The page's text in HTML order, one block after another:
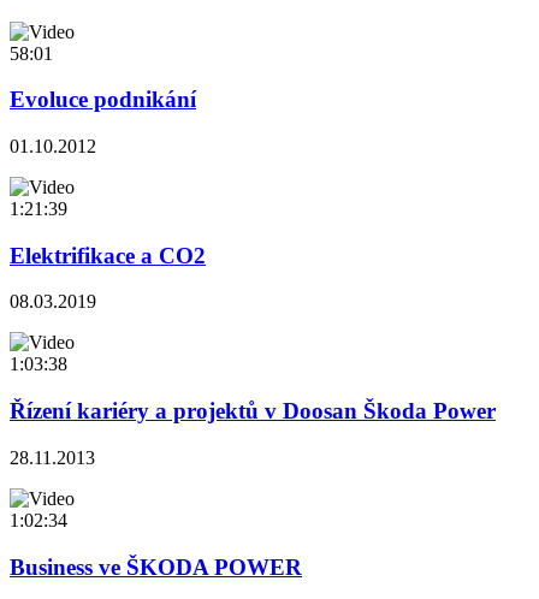
58:01
Evoluce podnikání
01.10.2012
1:21:39
Elektrifikace a CO2
08.03.2019
1:03:38
Řízení kariéry a projektů v Doosan Škoda Power
28.11.2013
1:02:34
Business ve ŠKODA POWER